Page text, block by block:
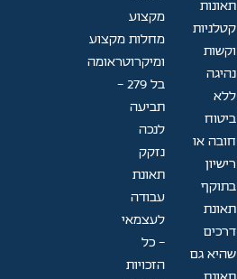
תאונות
קטלניות
וקשות
נהיגה
ללא
ביטוח
חובה או
רישיון
בתוקף
תאונת
דרכים
שהיא גם
מקצוע
מחלות מקצוע
ומיקרוטראומה
בל 279 -
תביעה
לנכה
נזקק
תאונת
עבודה
לעצמאי
- כל
הזכויות